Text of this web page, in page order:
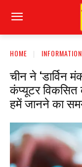
HOME INFORMATION
चीन ने ‘डार्विन
कंप्यूटर विकसित
हमें जानने का